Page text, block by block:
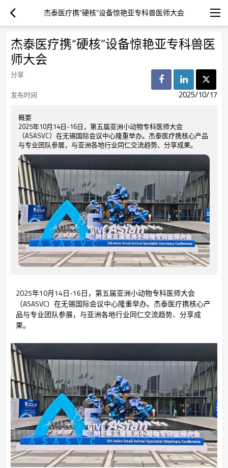
杰泰医疗携“硬核”设备惊艳亚专科兽医师大会
杰泰医疗携“硬核”设备惊艳亚专科兽医
师大会
分享
发布时间
2025/10/17
概要
2025年10月14日-16日，第五届亚洲小动物专科医师大会
（ASASVC）在无锡国际会议中心隆重举办。杰泰医疗携核心产品
与专业团队参展，与亚洲各地行业同仁交流趋势、分享成果。
2025年10月14日-16日，第五届亚洲小动物专科医师大会
（ASASVC）在无锡国际会议中心隆重举办。杰泰医疗携核心产
品与专业团队参展，与亚洲各地行业同仁交流趋势、分享成
果。